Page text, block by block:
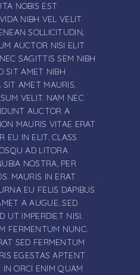
NOBIS EST
NIBH VEL VELIT
SOLLICITUDIN,
AUCTOR NISI ELIT
SAGITTIS SEM NIBH
SIT AMET NIBH
AMET MAURIS.
VELIT. NAM NEC
AUCTOR A
MAURIS VITAE ERAT
EU IN ELIT. CLASS
AD LITORA
NOSTRA, PER
MAURIS IN ERAT
EU FELIS DAPIBUS
A AUGUE. SED
UT IMPERDIET NISI.
FERMENTUM NUNC.
SED FERMENTUM
EGESTAS APTENT
IN ORCI ENIM QUAM